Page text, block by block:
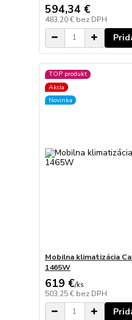
594,34 €
483,20 € bez DPH
TOP produkt
Akcia
Novinka
Mobilna klimatizácia
1465W
619 €/ks
503,25 € bez DPH